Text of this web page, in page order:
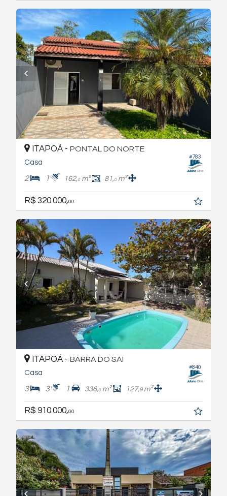
#783
ITAPOÁ - PONTAL DO NORTE
Casa
2 1 162,0m² 81,0m²
R$ 320.000,00
#840
ITAPOÁ - BARRA DO SAI
Casa
3 3 1 336,0m² 127,9m²
R$ 910.000,00